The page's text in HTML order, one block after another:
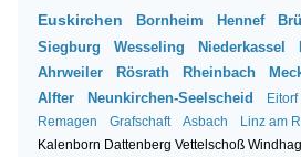
Euskirchen
Bornheim Hennef
Siegburg
Wesseling Niederkassel
Ahrweiler
Rösrath Rheinbach
Alfter
Neunkirchen-Seelscheid Eitorf
Remagen
Grafschaft Asbach Linz am
Kalenborn Dattenberg Vettelschoß